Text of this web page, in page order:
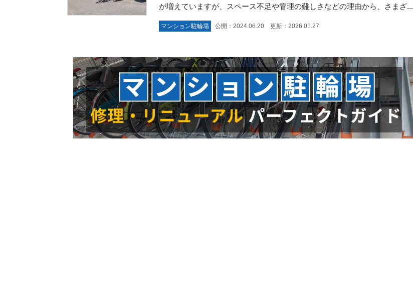
が増えていますが、スペース不足や管理の難しさなどの理由から、さまざ...
マンション駐輪場 公開：2024.06.20 更新：2026.01.27